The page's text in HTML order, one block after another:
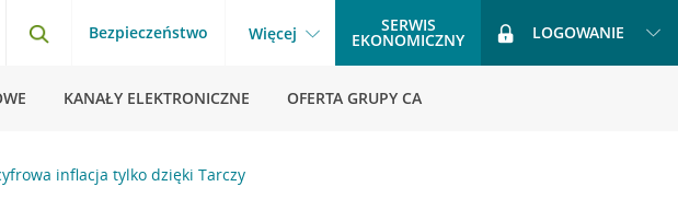
Bezpieczeństwo Więcej SERWIS
EKONOMICZNY LOGOWANIE
KANAŁY ELEKTRONICZNE OFERTA GRUPY CA
inflacja tylko dzięki Tarczy